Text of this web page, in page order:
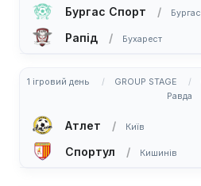
Бургас Спорт Бургас
Рапід Бухарест
1 ігровий день GROUP STAGE
Равда
Атлет Київ
Спортул Кишинів